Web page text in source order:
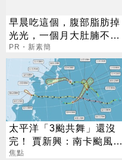
早晨吃這個，腹部脂肪掉
光光，一個月大肚腩不見
了
PR・新素簡
太平洋「3颱共舞」還沒
完！ 賈新興：南卡颱風最
快今生成
焦點